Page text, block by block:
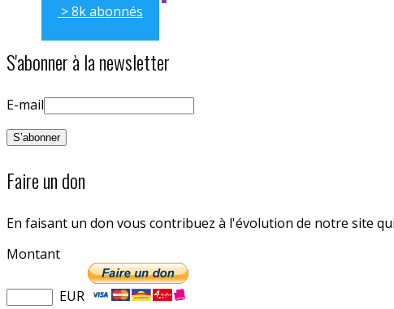
> 8k abonnés
S'abonner à la newsletter
E-mail
Faire un don
En faisant un don vous contribuez à l'évolution de notre site
Montant
EUR